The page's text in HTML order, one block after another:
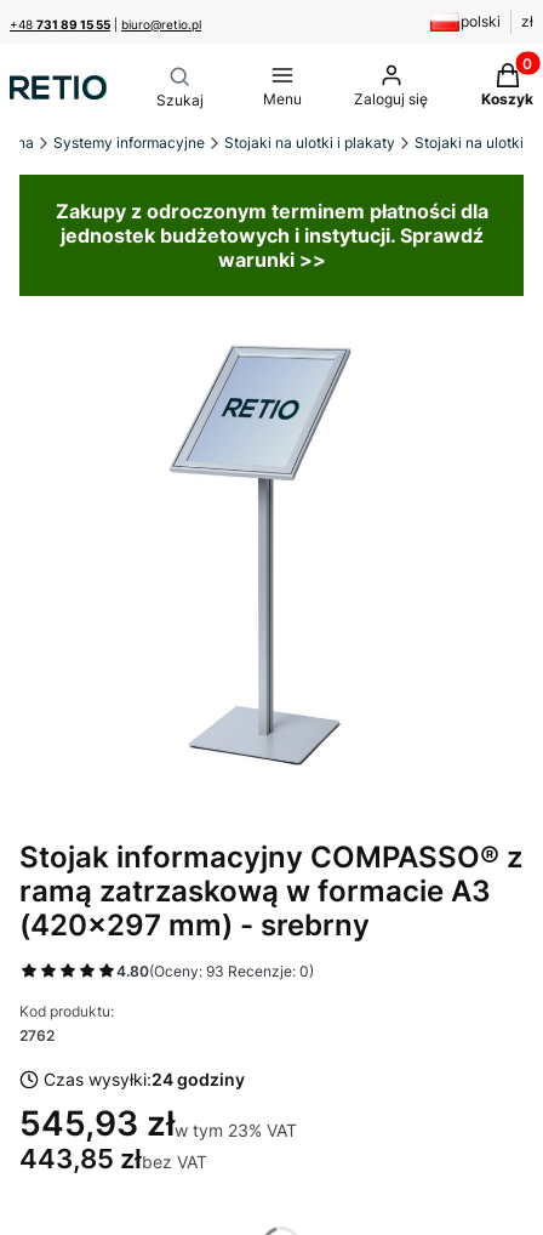
+48 731 89 15 55 biuro@retio.pl polski zł
Menu Zaloguj się Koszyk
Systemy informacyjne Stojaki na ulotki i plakaty Stojaki na ulotki
Zakupy z odroczonym terminem płatności dla
jednostek budżetowych i instytucji. Sprawdź
warunki >>
Stojak informacyjny COMPASSO® z
ramą zatrzaskową w formacie A3
(420x297 mm) - srebrny
4.80(Oceny: 93 Recenzje: 0)
Kod produktu:
2762
Czas wysyłki:24 godziny
545,93 złw tym 23% VAT
w tym 23% VAT
443,85 złbez VAT